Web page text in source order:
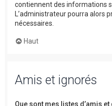
contiennent des informations
L’administrateur pourra alors
nécessaires.
Haut
Amis et ignorés
Que sont mes listes d’amis et